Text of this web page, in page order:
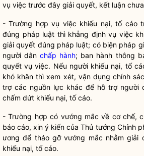
vụ việc trước đây giải quyết, kết luận
- Trường hợp vụ việc khiếu nại, tố cáo
đúng pháp luật thì khẳng định vụ việc
giải quyết đúng pháp luật; có biện pháp
người dânchấp hành; ban hành thông
quyết vụ việc. Nếu người khiếu nại, tố
khó khăn thì xem xét, vận dụng chính
trợ các nguồn lực khác để hỗ trợ người
chấm dứt khiếu nại, tố cáo.
- Trường hợp có vướng mắc về cơ chế,
báo cáo, xin ý kiến của Thủ tướng Chính
ương để tháo gỡ vướng mắc nhằm giải
khiếu nại, tố cáo.